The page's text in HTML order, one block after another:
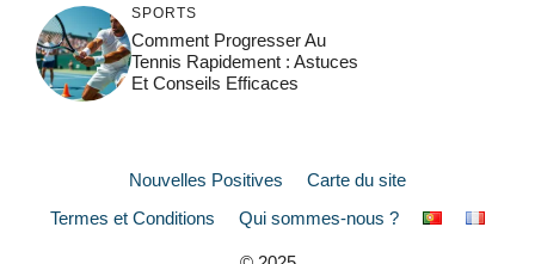
SPORTS
Comment Progresser Au
Tennis Rapidement : Astuces
Et Conseils Efficaces
Nouvelles Positives
Carte du site
Termes et Conditions
Qui sommes-nous ?